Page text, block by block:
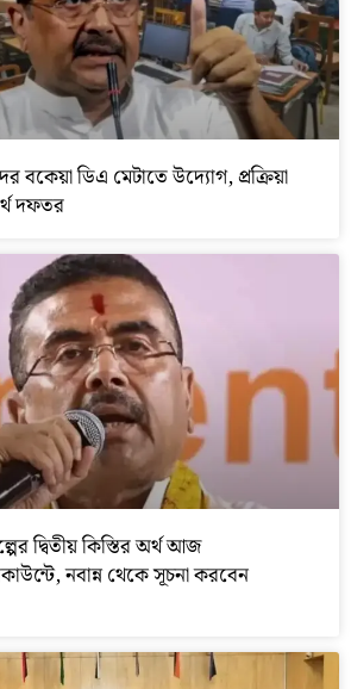
বকেয়া ডিএ মেটাতে উদ্যোগ, প্রক্রিয়া
দফতর
দ্বিতীয় কিস্তির অর্থ আজ
নবান্ন থেকে সূচনা করবেন